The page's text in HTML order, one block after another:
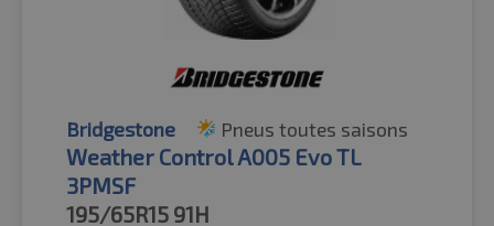
Bridgestone Pneus toutes saisons
Weather Control A005 Evo TL
3PMSF
195/65R15 91H